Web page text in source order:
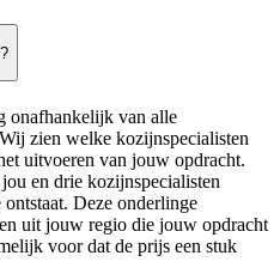
onafhankelijk van alle
zien welke kozijnspecialisten
uitvoeren van jouw opdracht.
en drie kozijnspecialisten
Deze onderlinge
uit jouw regio die jouw opdracht
voor dat de prijs een stuk